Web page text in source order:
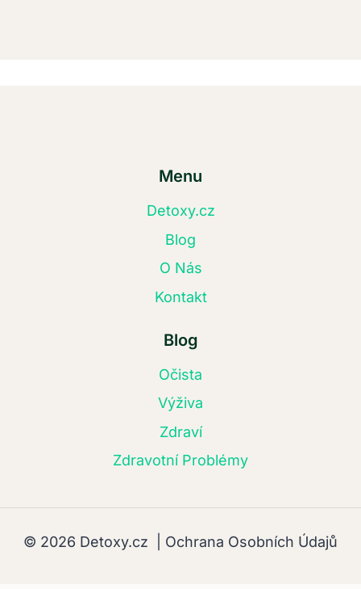
Menu
Detoxy.cz
Blog
O Nás
Kontakt
Blog
Očista
Výživa
Zdraví
Zdravotní Problémy
© 2026 Detoxy.cz | Ochrana Osobních Údajů